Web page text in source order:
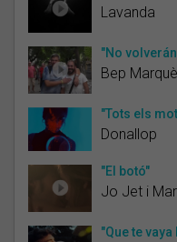
Lavanda
"No
Bep
"Tots els
Donallop
"El botó"
Jo Jet i
"Que te vaya